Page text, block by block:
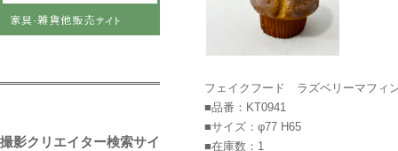
フェイクフード ラズベリーマフィ
■品番：KT0941
■サイズ：φ77 H65
■在庫数：1
撮影クリエイター検索サイ